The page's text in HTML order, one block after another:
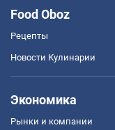
Food Oboz
Рецепты
Новости Кулинарии
Экономика
Рынки и компании